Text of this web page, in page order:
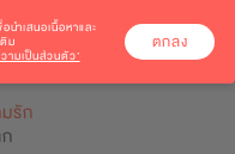
รัก
นำเสนอเนื้อหาและ
ม
ามเป็นส่วนตัว’
ตกลง